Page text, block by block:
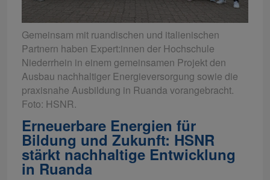
Gemeinsam mit ruandischen und italienischen
Partnern haben Expert:innen der Hochschule
Niederrhein in einem gemeinsamen Projekt den
Ausbau nachhaltiger Energieversorgung sowie die
praxisnahe Ausbildung in Ruanda vorangebracht.
Foto: HSNR.
Erneuerbare Energien für
Bildung und Zukunft: HSNR
stärkt nachhaltige Entwicklung
in Ruanda